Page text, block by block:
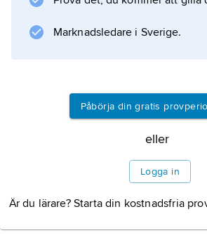
Church of
Information om artikeln
Marknadsledare i Sverige.
Påbörja din gratis
eller
Logga in
Är du lärare? Starta din kostnadsfria